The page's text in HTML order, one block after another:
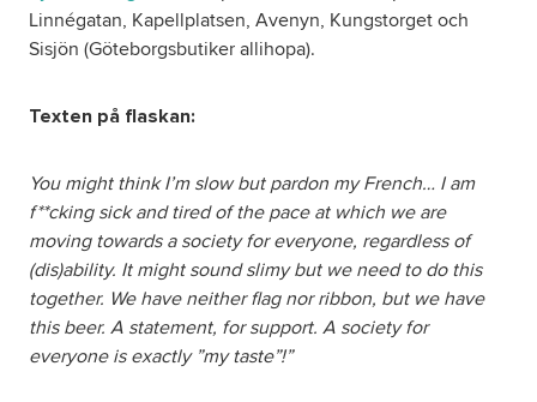
Linnégatan, Kapellplatsen, Avenyn, Kungstorget och
Sisjön (Göteborgsbutiker allihopa).
Texten på flaskan:
You might think I’m slow but pardon my French… I am
f**cking sick and tired of the pace at which we are
moving towards a society for everyone, regardless of
(dis)ability. It might sound slimy but we need to do this
together. We have neither flag nor ribbon, but we have
this beer. A statement, for support. A society for
everyone is exactly ”my taste”!​”